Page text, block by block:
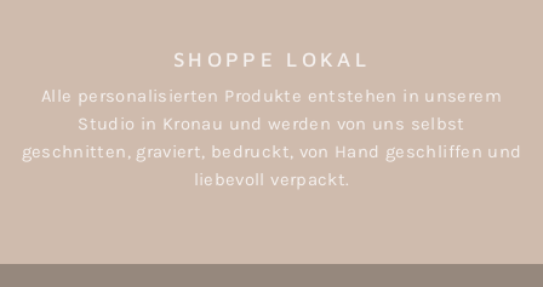
SHOPPE LOKAL
Alle personalisierten Produkte entstehen in unserem
Studio in Kronau und werden von uns selbst
geschnitten, graviert, bedruckt, von Hand geschliffen und
liebevoll verpackt.